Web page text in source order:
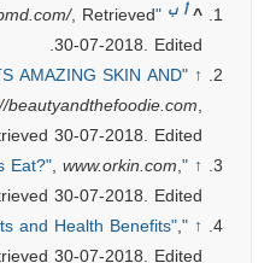
^ أ ب "ROYAL JELLY"
, Retrieved
30-07-2018. Edited.
↑
AMAZING SKIN AND
//beautyandthefoodie.com,
30-07-2018. Edited.
↑
"What Do Honey Bees Eat?"
, www.orkin.com,
30-07-2018. Edited.
↑
"Royal Jelly: Nutrition Facts and Health Benefits"
,